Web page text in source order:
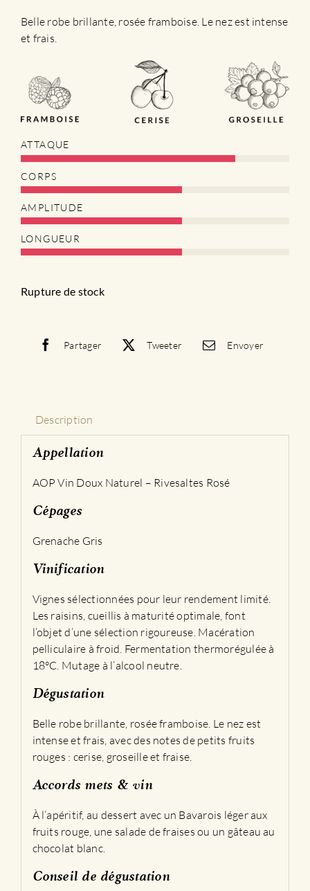
Belle robe brillante, rosée framboise. Le nez est intense
et frais.
ATTAQUE
CORPS
AMPLITUDE
LONGUEUR
Rupture de stock
Partager Tweeter Envoyer
Description
Appellation
AOP Vin Doux Naturel – Rivesaltes Rosé
Cépages
Grenache Gris
Vinification
Vignes sélectionnées pour leur rendement limité.
Les raisins, cueillis à maturité optimale, font
l’objet d’une sélection rigoureuse. Macération
pelliculaire à froid. Fermentation thermorégulée à
18°C. Mutage à l’alcool neutre.
Dégustation
Belle robe brillante, rosée framboise. Le nez est
intense et frais, avec des notes de petits fruits
rouges : cerise, groseille et fraise.
Accords mets & vin
À l’apéritif, au dessert avec un Bavarois léger aux
fruits rouge, une salade de fraises ou un gâteau au
chocolat blanc.
Conseil de dégustation